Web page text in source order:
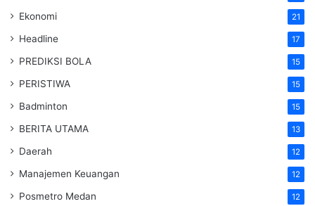
Ekonomi 21
Headline 17
PREDIKSI BOLA 15
PERISTIWA 15
Badminton 15
BERITA UTAMA 13
Daerah 12
Manajemen Keuangan 12
Posmetro Medan 12